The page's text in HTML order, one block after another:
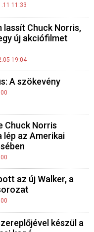
11:33
lassít Chuck Norris,
új akciófilmet
19:04
A szökevény
Chuck Norris
lép az Amerikai
az új Walker, a
készül a